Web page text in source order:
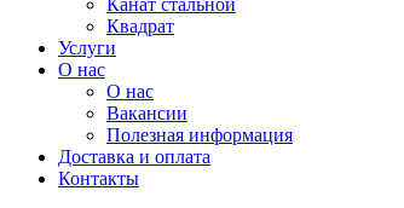
Канат стальной
Квадрат
Услуги
О нас
О нас
Вакансии
Полезная информация
Доставка и оплата
Контакты